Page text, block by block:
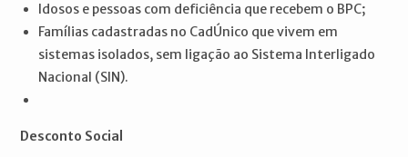
Idosos e pessoas com deficiência que recebem o BPC;
Famílias cadastradas no CadÚnico que vivem em
sistemas isolados, sem ligação ao Sistema Interligado
Nacional (SIN).
Desconto Social